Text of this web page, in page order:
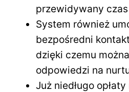
przewidywany
System również
bezpośredni
dzięki czemu
odpowiedzi na
Już niedługo